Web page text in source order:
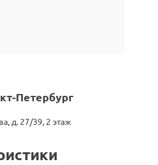
Петербург
д. 27/39, 2 этаж